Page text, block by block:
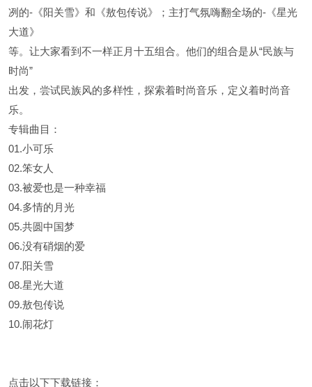
冽的-《阳关雪》和《敖包传说》；主打气氛嗨翻全场的-《星光
大道》
等。让大家看到不一样正月十五组合。他们的组合是从“民族与
时尚”
出发，尝试民族风的多样性，探索着时尚音乐，定义着时尚音
乐。
专辑曲目：
01.小可乐
02.笨女人
03.被爱也是一种幸福
04.多情的月光
05.共圆中国梦
06.没有硝烟的爱
07.阳关雪
08.星光大道
09.敖包传说
10.闹花灯
点击以下下载链接：